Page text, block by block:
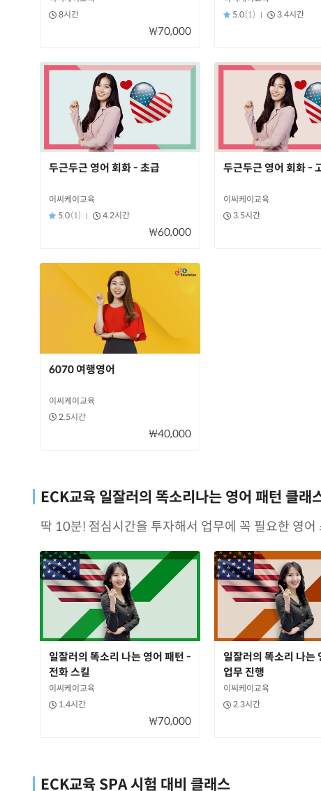
8시간
₩70,000
5.0(1) 3.4시간
두근두근 영어 회화 - 초급
이씨케이교육
5.0(1) 4.2시간
₩60,000
두근두근 영어 회화 -
이씨케이교육
3.5시간
6070 여행영어
이씨케이교육
2.5시간
₩40,000
ECK교육 일잘러의 똑소리나는 영어 패턴 클래
딱 10분! 점심시간을 투자해서 업무에 꼭 필요한 영어
일잘러의 똑소리 나는 영어 패턴 -
전화 스킬
이씨케이교육
1.4시간
₩70,000
일잘러의 똑소리 나는
업무 진행
이씨케이교육
2.3시간
ECK교육 SPA 시험 대비 클래스